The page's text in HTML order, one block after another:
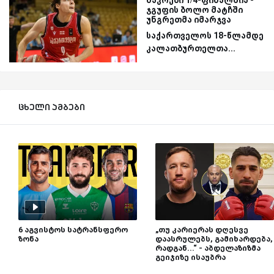
ჯგუფის ბოლო მატჩში
უნგრეთმა იმარჯვა
საქართველოს 18-წლამდე
კალათბურთელთა...
ცხელი ამბები
6 აგვისტოს სატრანსფერო
ზონა
„თუ კარიერას დღესვე
დაასრულებს, გამიხარდება,
რადგან...“ - აბდელაზიზმა
გეიჯიზე ისაუბრა